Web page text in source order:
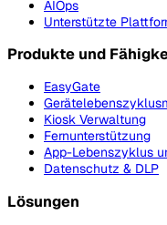
AIOps
Unterstützte
Produkte und
EasyGate
Kiosk Verwaltung
Fernunterstützung
App-Lebenszyklus
Datenschutz & DLP
Lösungen